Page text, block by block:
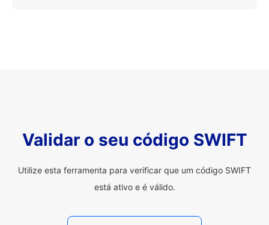
Validar o seu código SWIFT
Utilize esta ferramenta para verificar que um código SWIFT
está ativo e é válido.